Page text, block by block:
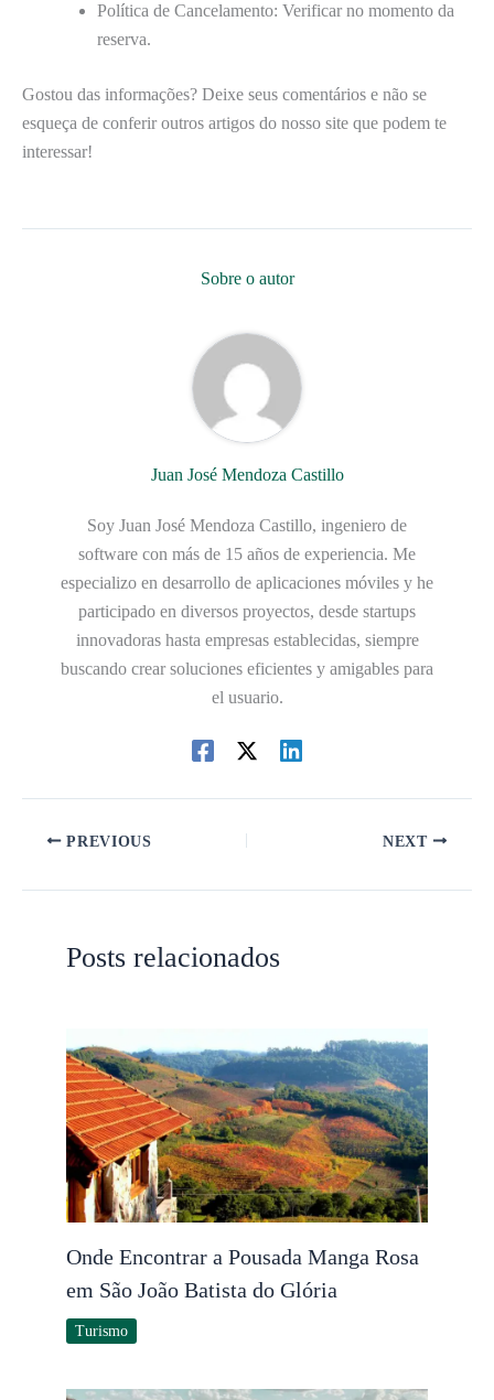
Política de Cancelamento: Verificar no momento da
reserva.
Gostou das informações? Deixe seus comentários e não se
esqueça de conferir outros artigos do nosso site que podem te
interessar!
Sobre o autor
Juan José Mendoza Castillo
Soy Juan José Mendoza Castillo, ingeniero de
software con más de 15 años de experiencia. Me
especializo en desarrollo de aplicaciones móviles y he
participado en diversos proyectos, desde startups
innovadoras hasta empresas establecidas, siempre
buscando crear soluciones eficientes y amigables para
el usuario.
PREVIOUS NEXT
Posts relacionados
Onde Encontrar a Pousada Manga Rosa
em São João Batista do Glória
Turismo